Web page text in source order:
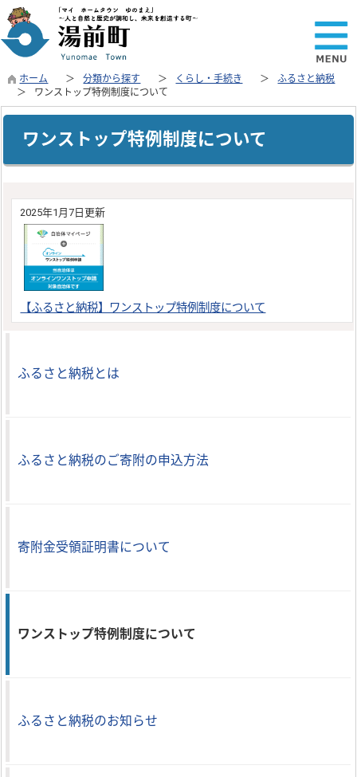
ホーム 分類から探す くらし・手続き
ふるさと納税
ワンストップ特例制度について
ワンストップ特例制度について
2025年1月7日更新
【ふるさと納税】ワンストップ特例制度について
ふるさと納税とは
ふるさと納税のご寄附の申込方法
寄附金受領証明書について
ワンストップ特例制度について
ふるさと納税のお知らせ